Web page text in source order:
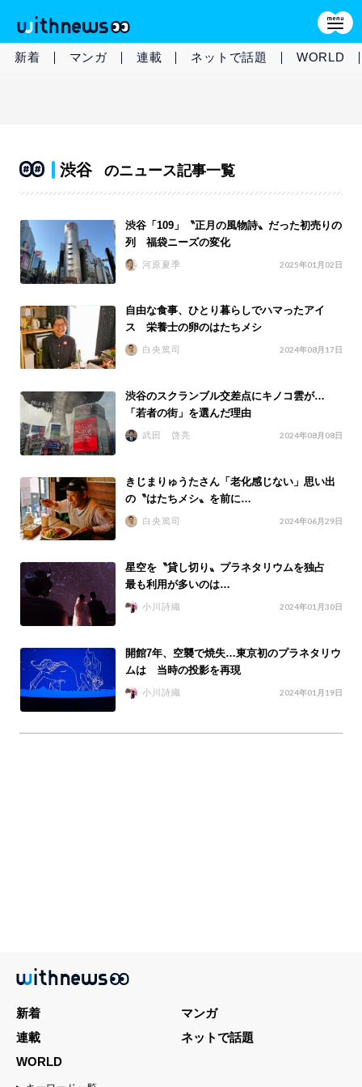
新着 マンガ 連載 ネットで話題 WORLD
渋谷 のニュース記事一覧
渋谷「109」〝正月の風物詩〟だった初売りの
列 福袋ニーズの変化
河原夏季 2025年01月02日
自由な食事、ひとり暮らしでハマったアイ
ス 栄養士の卵のはたちメシ
白央篤司 2024年08月17日
渋谷のスクランブル交差点にキノコ雲が…
「若者の街」を選んだ理由
武田 啓亮 2024年08月08日
きじまりゅうたさん「老化感じない」思い出
の〝はたちメシ〟を前に…
白央篤司 2024年06月29日
星空を〝貸し切り〟プラネタリウムを独占
最も利用が多いのは…
小川詩織 2024年01月30日
開館7年、空襲で焼失…東京初のプラネタリウ
ムは 当時の投影を再現
小川詩織 2024年01月19日
新着
マンガ
連載
ネットで話題
WORLD